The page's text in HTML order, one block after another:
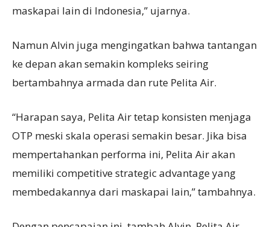
maskapai lain di Indonesia,” ujarnya.
Namun Alvin juga mengingatkan bahwa tantangan
ke depan akan semakin kompleks seiring
bertambahnya armada dan rute Pelita Air.
“Harapan saya, Pelita Air tetap konsisten menjaga
OTP meski skala operasi semakin besar. Jika bisa
mempertahankan performa ini, Pelita Air akan
memiliki competitive strategic advantage yang
membedakannya dari maskapai lain,” tambahnya.